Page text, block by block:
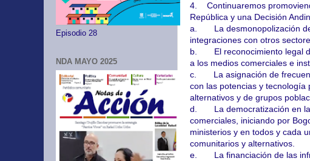
4. Continuaremos
República y una Decisión
a. La desmonopolización de
integraciones con otros
b. El reconocimiento legal
a los medios comerciales e
c. La asignación de
con las potencias y tecnología
alternativos y de grupos
d. La democratización en la
comerciales, iniciando por
ministerios y en todos y cada
comunitarios y alternativos.
e. La financiación de las
Episodio 28
NDA MAYO 2025